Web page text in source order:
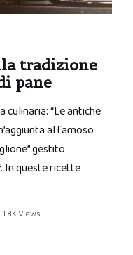
tradizione
pane
“Le antiche
al famoso
gestito
In queste ricette
1.8K Views